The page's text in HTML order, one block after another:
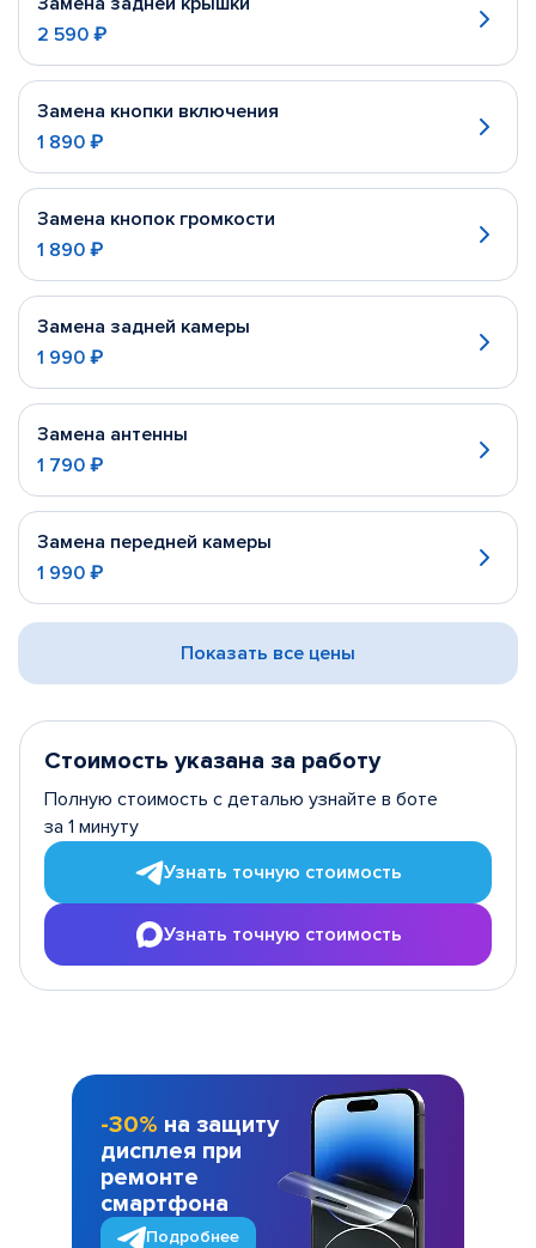
2 590 ₽
Замена кнопки включения
1 890 ₽
Замена кнопок громкости
1 890 ₽
Замена задней камеры
1 990 ₽
Замена антенны
1 790 ₽
Замена передней камеры
1 990 ₽
Показать все цены
Стоимость указана за работу
Полную стоимость с деталью узнайте в боте
за 1 минуту
Узнать точную стоимость
Узнать точную стоимость
-30% на защиту
дисплея при
ремонте
смартфона
Подробнее